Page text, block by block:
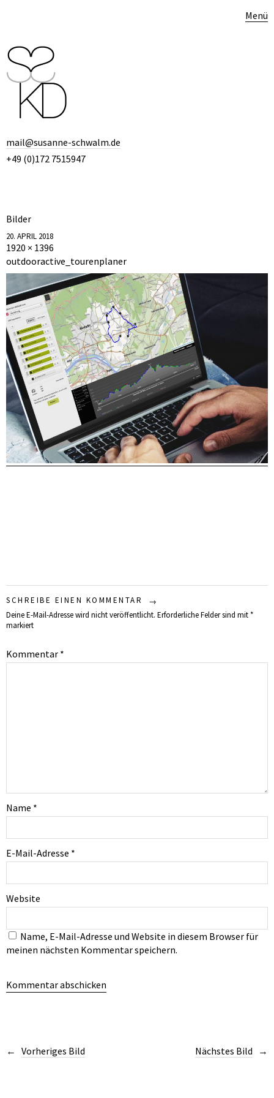
Menü
mail@susanne-schwalm.de
+49 (0)172 7515947
Bilder
20. APRIL 2018
1920 × 1396
outdooractive_tourenplaner
SCHREIBE EINEN KOMMENTAR
Deine E-Mail-Adresse wird nicht veröffentlicht. Erforderliche Felder sind mit*
markiert
Kommentar *
Name *
E-Mail-Adresse *
Website
Name, E-Mail-Adresse und Website in diesem Browser für
meinen nächsten Kommentar speichern.
Nächstes Bild
Vorheriges Bild